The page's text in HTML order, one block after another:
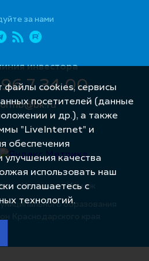
за нами
инвестора
7 34 00
образования
– Интернет-Имидж
файлы cookies, сервисы
посетителей (данные
и др.), а также
"LiveInternet" и
обеспечения
улучшения качества
использовать наш
соглашаетесь с
технологий.